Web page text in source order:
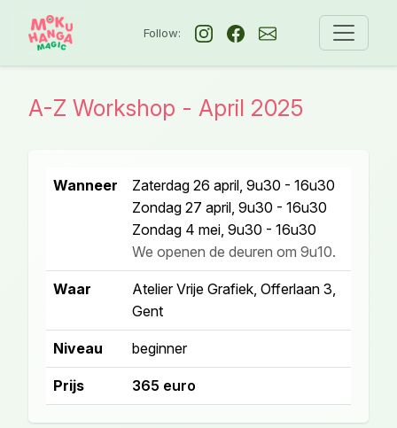
Follow:
A-Z Workshop - April 2025
Wanneer
Zaterdag 26 april, 9u30 - 16u30
Zondag 27 april, 9u30 - 16u30
Zondag 4 mei, 9u30 - 16u30
We openen de deuren om 9u10.
Waar
Atelier Vrije Grafiek, Offerlaan 3,
Gent
Niveau beginner
Prijs 365 euro